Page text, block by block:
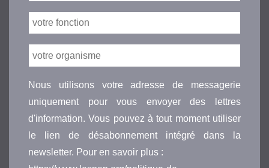
Nous utilisons votre adresse de messagerie
uniquement pour vous envoyer des lettres
d'information. Vous pouvez à tout moment utiliser
le lien de désabonnement intégré dans la
newsletter. Pour en savoir plus :